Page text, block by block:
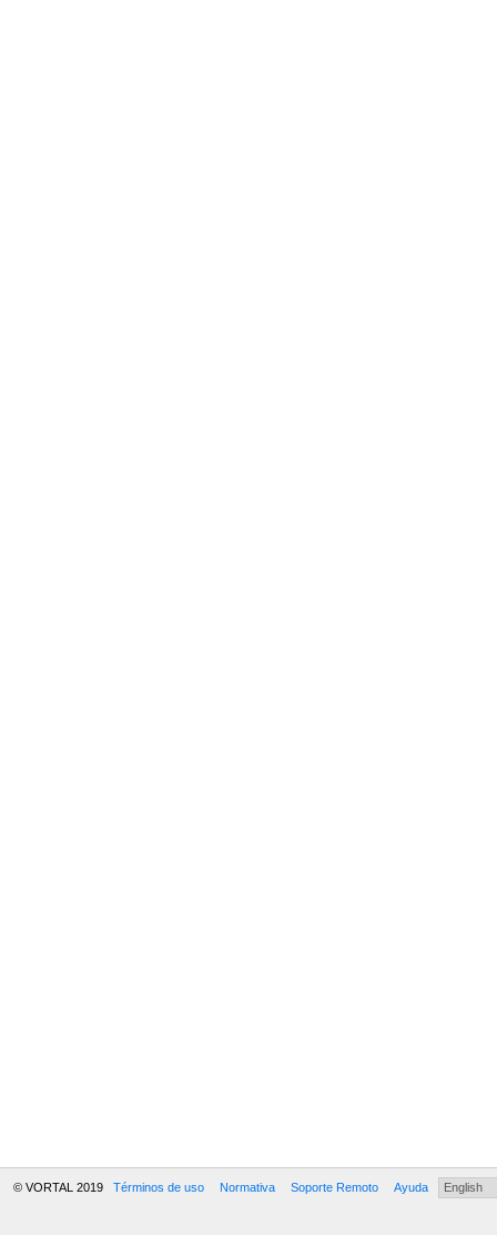
© VORTAL 2019 Términos de uso Normativa Soporte Remoto Ayuda